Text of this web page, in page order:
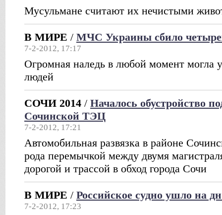
Мусульмане считают их нечистыми
В МИРЕ / МЧС Украины сбило
7-2-2012, 17:17
Огромная наледь в любой момент могла
людей
СОЧИ 2014 / Началось обустройство
Сочинской ТЭЦ
7-2-2012, 17:21
Автомобильная развязка в районе
рода перемычкой между двумя
дорогой и трассой в обход города Сочи
В МИРЕ / Российское судно ушло на
7-2-2012, 17:23